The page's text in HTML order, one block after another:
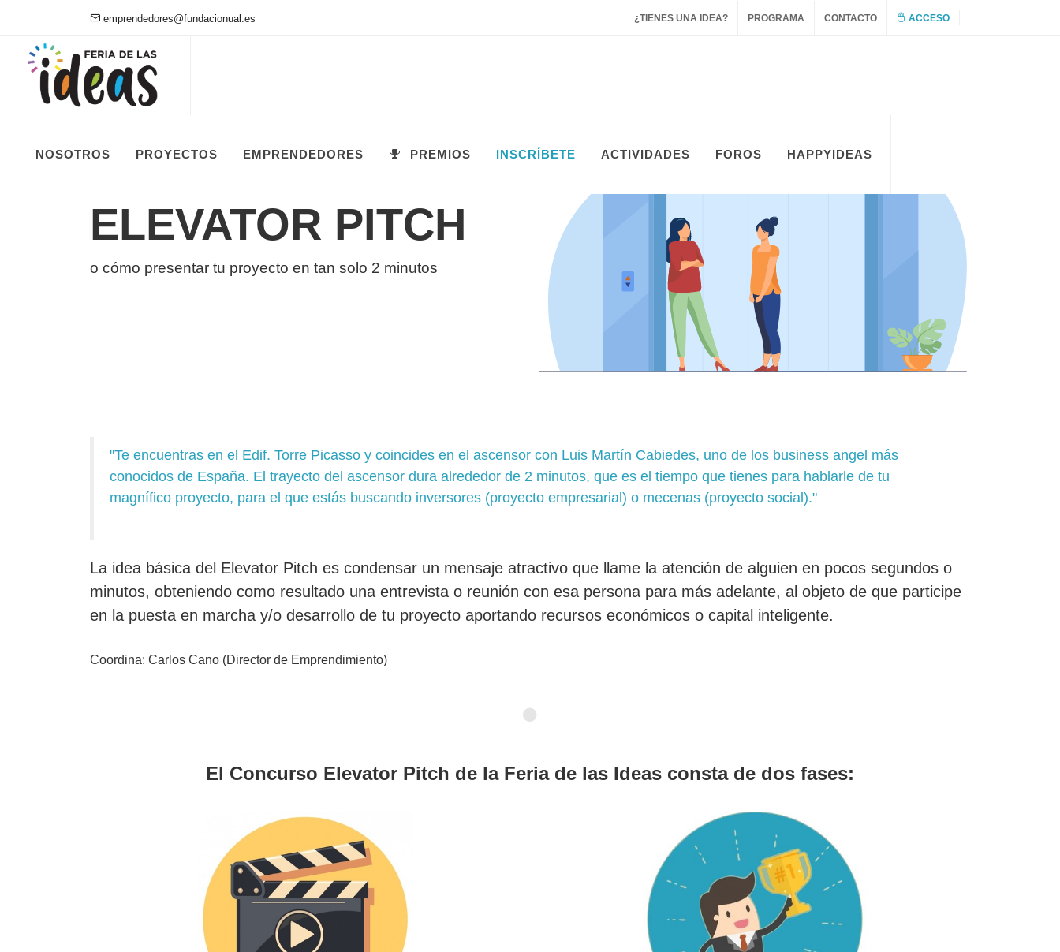
emprendedores@fundacionual.es ¿TIENES UNA IDEA? PROGRAMA CONTACTO ACCESO
NOSOTROS PROYECTOS EMPRENDEDORES PREMIOS INSCRÍBETE ACTIVIDADES FOROS HAPPYIDEAS
ELEVATOR PITCH
o cómo presentar tu proyecto en tan solo 2 minutos
"Te encuentras en el Edif. Torre Picasso y coincides en el ascensor con Luis Martín Cabiedes, uno de los business angel más
conocidos de España. El trayecto del ascensor dura alrededor de 2 minutos, que es el tiempo que tienes para hablarle de tu
magnífico proyecto, para el que estás buscando inversores (proyecto empresarial) o mecenas (proyecto social)."
La idea básica del Elevator Pitch es condensar un mensaje atractivo que llame la atención de alguien en pocos segundos o
minutos, obteniendo como resultado una entrevista o reunión con esa persona para más adelante, al objeto de que participe
en la puesta en marcha y/o desarrollo de tu proyecto aportando recursos económicos o capital inteligente.
Coordina: Carlos Cano (Director de Emprendimiento)
El Concurso Elevator Pitch de la Feria de las Ideas consta de dos fases: